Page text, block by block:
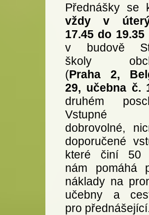
Přednášky se
vždy v
17.45 do 19.35
v budově
školy
(Praha 2,
29, učebna č.
druhém
dobrovolné,
doporučené
které činí 50
nám pomáhá
náklady na
učebny a
pro